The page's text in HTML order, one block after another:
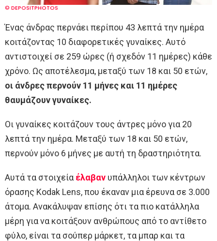
© DEPOSITPHOTOS
Ένας άνδρας περνάει περίπου 43 λεπτά την ημέρα
κοιτάζοντας 10 διαφορετικές γυναίκες. Αυτό
αντιστοιχεί σε 259 ώρες (ή σχεδόν 11 ημέρες) κάθε
χρόνο. Ως αποτέλεσμα, μεταξύ των 18 και 50 ετών,
οι άνδρες περνούν 11 μήνες και 11 ημέρες
θαυμάζουν γυναίκες.
Οι γυναίκες κοιτάζουν τους άντρες μόνο για 20
λεπτά την ημέρα. Μεταξύ των 18 και 50 ετών,
περνούν μόνο 6 μήνες με αυτή τη δραστηριότητα.
Αυτά τα στοιχεία έλαβαν υπάλληλοι των κέντρων
όρασης Kodak Lens, που έκαναν μια έρευνα σε 3.000
άτομα. Ανακάλυψαν επίσης ότι τα πιο κατάλληλα
μέρη για να κοιτάξουν ανθρώπους από το αντίθετο
φύλο, είναι τα σούπερ μάρκετ, τα μπαρ και τα